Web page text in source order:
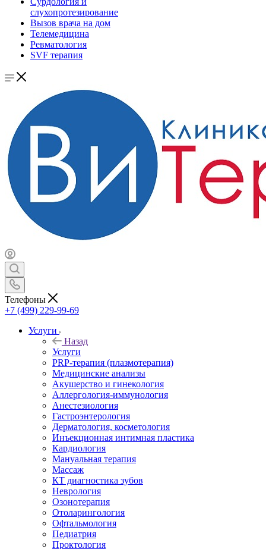
слухопротезирование
Вызов врача на дом
Телемедицина
Ревматология
SVF терапия
Телефоны
+7 (499) 229-99-69
Услуги
Назад
Услуги
PRP-терапия (плазмотерапия)
Медицинские анализы
Акушерство и гинекология
Аллергология-иммунология
Анестезиология
Гастроэнтерология
Дерматология, косметология
Инъекционная интимная пластика
Кардиология
Мануальная терапия
Массаж
КТ диагностика зубов
Неврология
Озонотерапия
Отоларингология
Офтальмология
Педиатрия
Проктология